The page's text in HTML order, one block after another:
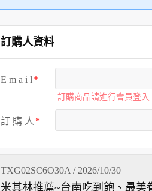
訂購人資料
E m a i l
訂購商品請進行會員登入
訂 購 人
TXG02SC6O30A / 2026/10/30
米其林推薦~台南吃到飽、最